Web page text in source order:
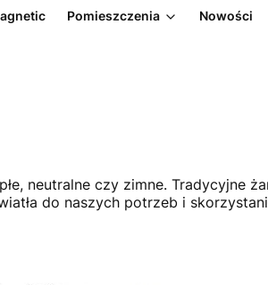
Pomieszczenia Nowości
neutralne czy zimne. Tradycyjne
do naszych potrzeb i